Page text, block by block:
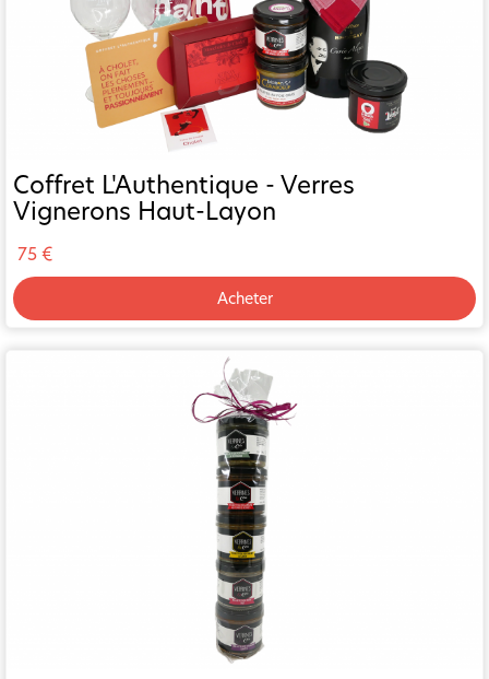
Coffret L'Authentique - Verres
Vignerons Haut-Layon
75 €
Acheter